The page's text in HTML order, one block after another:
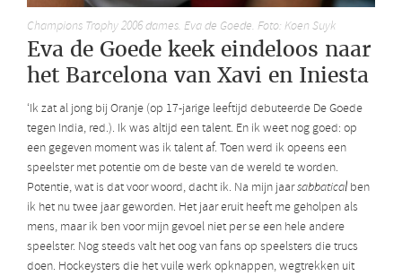
Champions Trophy 2006 dames. Eva de Goede. Foto: Koen Suyk
Eva de Goede keek eindeloos naar
het Barcelona van Xavi en Iniesta
‘Ik zat al jong bij Oranje (op 17-jarige leeftijd debuteerde De Goede
tegen India, red.). Ik was altijd een talent. En ik weet nog goed: op
een gegeven moment was ik talent af. Toen werd ik opeens een
speelster met potentie om de beste van de wereld te worden.
Potentie, wat is dat voor woord, dacht ik. Na mijn jaarsabbatical ben
ik het nu twee jaar geworden. Het jaar eruit heeft me geholpen als
mens, maar ik ben voor mijn gevoel niet per se een hele andere
speelster. Nog steeds valt het oog van fans op speelsters die trucs
doen. Hockeysters die het vuile werk opknappen, wegtrekken uit